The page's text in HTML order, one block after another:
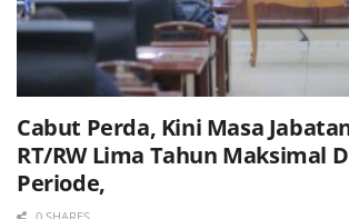
Cabut Perda, Kini Masa
RT/RW Lima Tahun Maksimal
Periode,